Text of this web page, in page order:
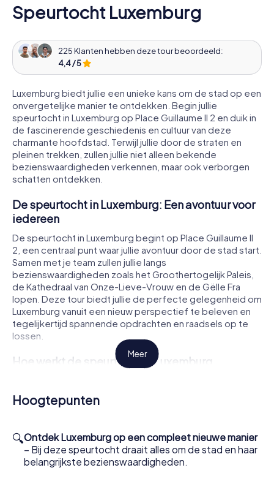
Speurtocht Luxemburg
225 Klanten hebben deze tour beoordeeld:
4,4 / 5
Luxemburg biedt jullie een unieke kans om de stad op een
onvergetelijke manier te ontdekken. Begin jullie
speurtocht in Luxemburg op Place Guillaume II 2 en duik in
de fascinerende geschiedenis en cultuur van deze
charmante hoofdstad. Terwijl jullie door de straten en
pleinen trekken, zullen jullie niet alleen bekende
bezienswaardigheden verkennen, maar ook verborgen
schatten ontdekken.
De speurtocht in Luxemburg: Een avontuur voor
iedereen
De speurtocht in Luxemburg begint op Place Guillaume II
2, een centraal punt waar jullie avontuur door de stad start.
Samen met je team zullen jullie langs
bezienswaardigheden zoals het Groothertogelijk Paleis,
de Kathedraal van Onze-Lieve-Vrouw en de Gëlle Fra
lopen. Deze tour biedt jullie de perfecte gelegenheid om
Luxemburg vanuit een nieuw perspectief te beleven en
tegelijkertijd spannende opdrachten en raadsels op te
lossen.
Hoe werkt de speurtocht in Luxemburg
alleen een smartphone en onze app nodig. Na het kopen
van de tickets ontvangen jullie de inloggegevens en
de stad en verdeelt de rollen. Iedereen krijgt een
specifieke taak, zoals natuurvriend, trivia-koning of
fotograaf. Deze rollen brengen extra uitdagingen en
Meer
Hoogtepunten
🔍Ontdek Luxemburg op een compleet nieuwe manier
– Bij deze speurtocht draait alles om de stad en haar
belangrijkste bezienswaardigheden.